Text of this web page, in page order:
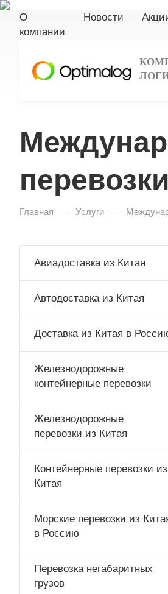
О
компании
Новости
перевозки
Главная — Услуги —
Авиадоставка из Китая
Автодоставка из Китая
Доставка из Китая в
Железнодорожные
контейнерные перевозки
Железнодорожные
перевозки из Китая
Контейнерные перевозки из
Китая
Морские перевозки из
в Россию
Перевозка негабаритных
грузов